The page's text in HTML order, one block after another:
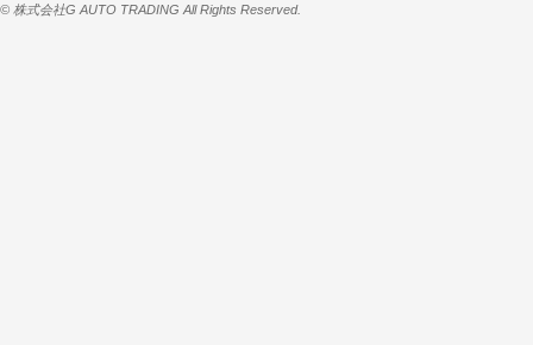
© 株式会社G AUTO TRADING All Rights Reserved.